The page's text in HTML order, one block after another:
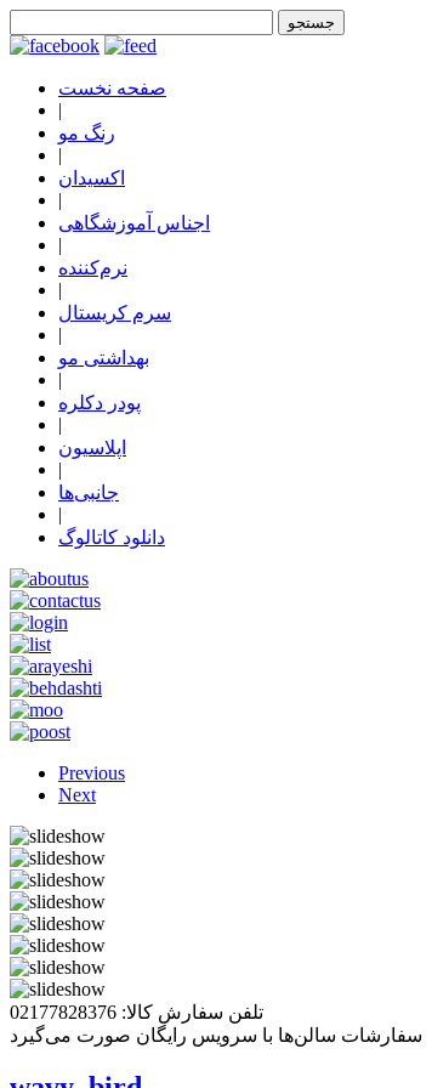
صفحه نخست
|
رنگ مو
|
اکسیدان
|
اجناس آموزشگاهی
|
نرم‌کننده
|
سرم کریستال
|
بهداشتی مو
|
پودر دکلره
|
اپلاسیون
|
جانبی‌ها
|
دانلود کاتالوگ
Previous
Next
تلفن سفارش کالا: 02177828376
سفارشات سالن‌ها با سرویس رایگان صورت می‌گیرد